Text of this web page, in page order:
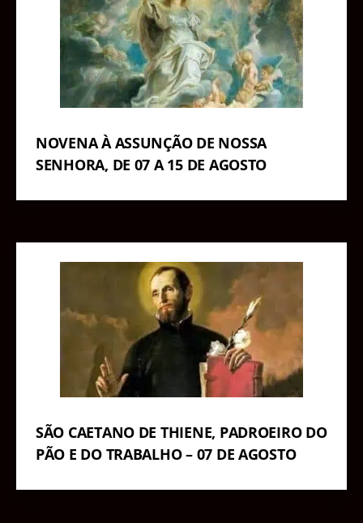
NOVENA À ASSUNÇÃO DE NOSSA
SENHORA, DE 07 A 15 DE AGOSTO
SÃO CAETANO DE THIENE, PADROEIRO DO
PÃO E DO TRABALHO – 07 DE AGOSTO